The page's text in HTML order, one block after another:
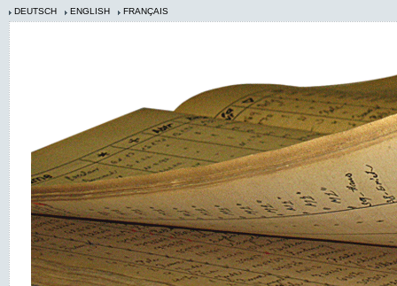
DEUTSCH ENGLISH FRANÇAIS